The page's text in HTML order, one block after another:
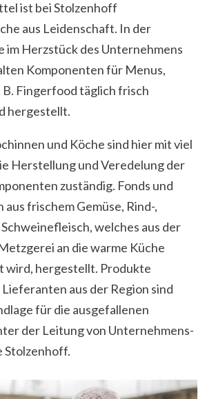
ist bei Stolzenhoff
aus Leidenschaft. In der
im Herzstück des Unternehmens
Komponenten für Menus,
B. Fingerfood täglich frisch
hergestellt.
und Köche sind hier mit viel
Herstellung und Veredelung der
zuständig. Fonds und
aus frischem Gemüse, Rind-,
welches aus der
an die warme Küche
hergestellt. Produkte
aus der Region sind
für die ausgefallenen
der Leitung von Unternehmens-
Stolzenhoff.